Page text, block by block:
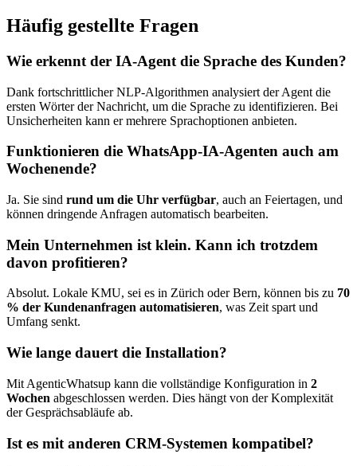
Häufig gestellte Fragen
Wie erkennt der IA-Agent die Sprache des Kunden?
Dank fortschrittlicher NLP-Algorithmen analysiert der Agent die
ersten Wörter der Nachricht, um die Sprache zu identifizieren. Bei
Unsicherheiten kann er mehrere Sprachoptionen anbieten.
Funktionieren die WhatsApp-IA-Agenten auch am
Wochenende?
Ja. Sie sind rund um die Uhr verfügbar, auch an Feiertagen, und
können dringende Anfragen automatisch bearbeiten.
Mein Unternehmen ist klein. Kann ich trotzdem
davon profitieren?
Absolut. Lokale KMU, sei es in Zürich oder Bern, können bis zu 70
% der Kundenanfragen automatisieren, was Zeit spart und
Umfang senkt.
Wie lange dauert die Installation?
Mit AgenticWhatsup kann die vollständige Konfiguration in 2
Wochen abgeschlossen werden. Dies hängt von der Komplexität
der Gesprächsabläufe ab.
Ist es mit anderen CRM-Systemen kompatibel?